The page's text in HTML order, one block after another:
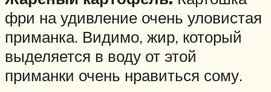
фри на удивление очень уловистая
приманка. Видимо, жир, который
выделяется в воду от этой
приманки очень нравиться сому.